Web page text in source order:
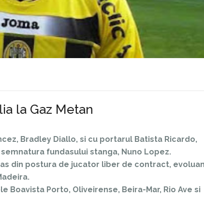
la Gaz Metan
Bradley Diallo, si cu portarul Batista Ricardo,
fundasului stanga, Nuno Lopez.
din postura de jucator liber de contract,
Boavista Porto, Oliveirense, Beira-Mar, Rio Ave si